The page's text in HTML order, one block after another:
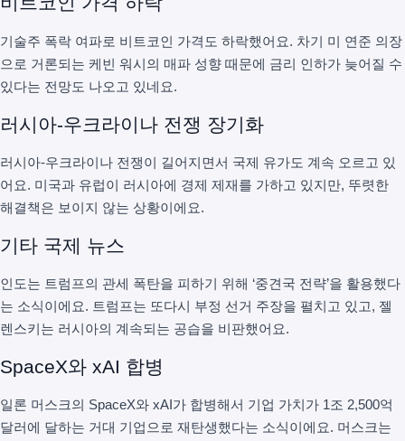
기술주 폭락 여파로 비트코인 가격도 하락했어요. 차기 미 연준 의장
으로 거론되는 케빈 워시의 매파 성향 때문에 금리 인하가 늦어질 수
있다는 전망도 나오고 있네요.
러시아-우크라이나 전쟁 장기화
러시아-우크라이나 전쟁이 길어지면서 국제 유가도 계속 오르고 있
어요. 미국과 유럽이 러시아에 경제 제재를 가하고 있지만, 뚜렷한
해결책은 보이지 않는 상황이에요.
기타 국제 뉴스
인도는 트럼프의 관세 폭탄을 피하기 위해 ‘중견국 전략’을 활용했다
는 소식이에요. 트럼프는 또다시 부정 선거 주장을 펼치고 있고, 젤
렌스키는 러시아의 계속되는 공습을 비판했어요.
SpaceX와 xAI 합병
일론 머스크의 SpaceX와 xAI가 합병해서 기업 가치가 1조 2,500억
달러에 달하는 거대 기업으로 재탄생했다는 소식이에요. 머스크는